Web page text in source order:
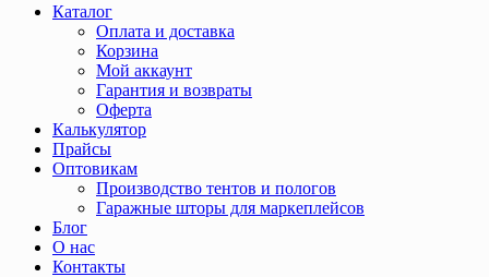
Каталог
Оплата и доставка
Корзина
Мой аккаунт
Гарантия и возвраты
Оферта
Калькулятор
Прайсы
Оптовикам
Производство тентов и пологов
Гаражные шторы для маркеплейсов
Блог
О нас
Контакты